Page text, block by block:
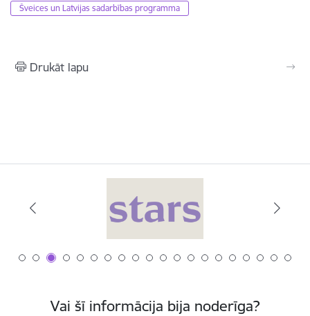
Šveices un Latvijas sadarbības programma
Drukāt lapu
Vai šī informācija bija noderīga?